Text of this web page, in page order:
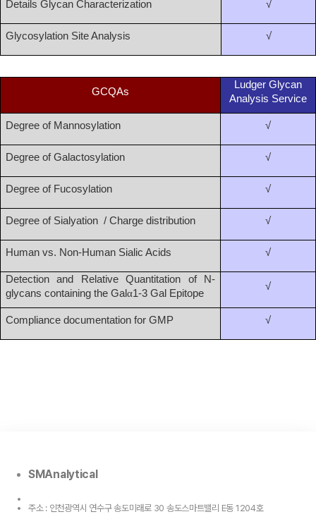
Details Glycan Characterization √
Glycosylation Site Analysis √
GCQAs
Ludger Glycan
Analysis Service
Degree of Mannosylation √
Degree of Galactosylation √
Degree of Fucosylation √
Degree of Sialyation / Charge distribution √
Human vs. Non-Human Sialic Acids √
Detection and Relative Quantitation of N-
glycans containing the Galα1-3 Gal Epitope
√
Compliance documentation for GMP √
SMAnalytical
주소 : 인천광역시 연수구 송도미래로 30 송도스마트밸리 E동 1204호